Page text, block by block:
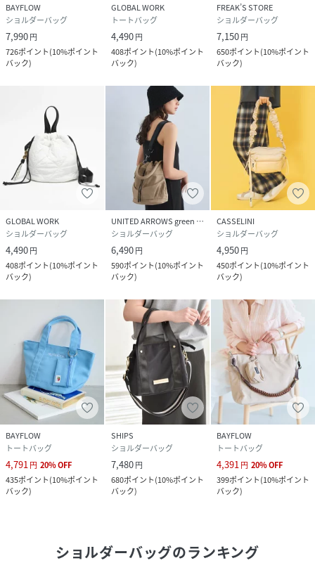
BAYFLOW
ショルダーバッグ
7,990円
726ポイント(10%ポイント
バック)
GLOBAL WORK
トートバッグ
4,490円
408ポイント(10%ポイント
バック)
FREAK’S STORE
ショルダーバッグ
7,150円
650ポイント(10%ポイント
バック)
GLOBAL WORK
ショルダーバッグ
4,490円
408ポイント(10%ポイント
バック)
UNITED ARROWS green label relaxing
ショルダーバッグ
6,490円
590ポイント(10%ポイント
バック)
CASSELINI
ショルダーバッグ
4,950円
450ポイント(10%ポイント
バック)
BAYFLOW
トートバッグ
4,791 円 20%OFF
435ポイント(10%ポイント
バック)
SHIPS
ショルダーバッグ
7,480円
680ポイント(10%ポイント
バック)
BAYFLOW
トートバッグ
4,391 円 20%OFF
399ポイント(10%ポイント
バック)
ショルダーバッグのランキング